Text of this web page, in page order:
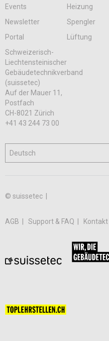
Events
Heizung
Newsletter
Spengler
Portal
Lüftung
Schweizerisch-
Liechtensteinischer
Gebäudetechnikverband
(suissetec)
Auf der Mauer 11,
Postfach
CH-8021 Zürich
+41 43 244 73 00
© suissetec |
AGB Support & FAQ Kontakt